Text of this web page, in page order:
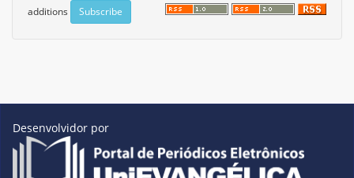
additions
Desenvolvidor por